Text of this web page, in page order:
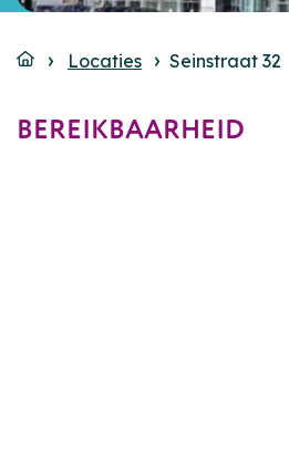
Locaties Seinstraat 32
BEREIKBAARHEID